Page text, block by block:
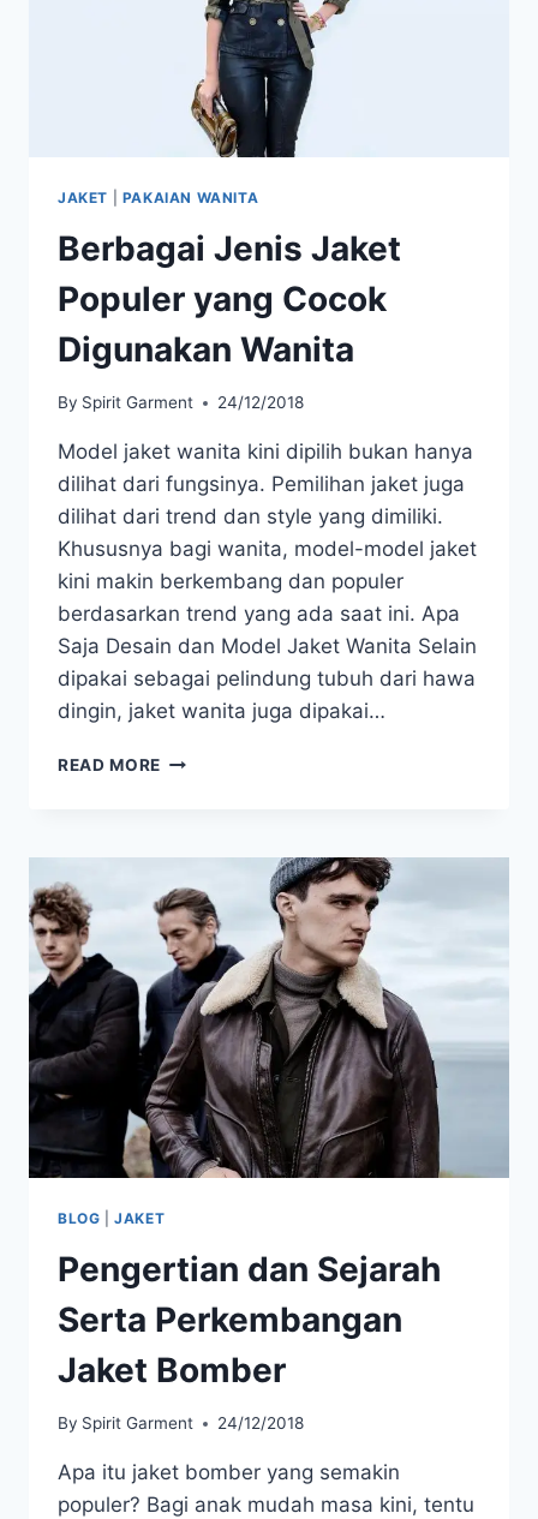
JAKET PAKAIAN WANITA
Berbagai Jenis Jaket
Populer yang Cocok
Digunakan Wanita
By Spirit Garment 24/12/2018
Model jaket wanita kini dipilih bukan hanya
dilihat dari fungsinya. Pemilihan jaket juga
dilihat dari trend dan style yang dimiliki.
Khususnya bagi wanita, model-model jaket
kini makin berkembang dan populer
berdasarkan trend yang ada saat ini. Apa
Saja Desain dan Model Jaket Wanita Selain
dipakai sebagai pelindung tubuh dari hawa
dingin, jaket wanita juga dipakai…
READ MORE BERBAGAI
YANG
COCOK
DIGUNAKAN
WANITA
BLOG |JAKET
Pengertian dan Sejarah
Serta Perkembangan
Jaket Bomber
By Spirit Garment 24/12/2018
Apa itu jaket bomber yang semakin
populer? Bagi anak mudah masa kini, tentu